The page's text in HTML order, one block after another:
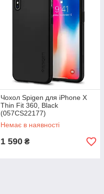
Чохол Spigen для iPhone X
Thin Fit 360, Black
(057CS22177)
Немає в наявності
1 590 ₴